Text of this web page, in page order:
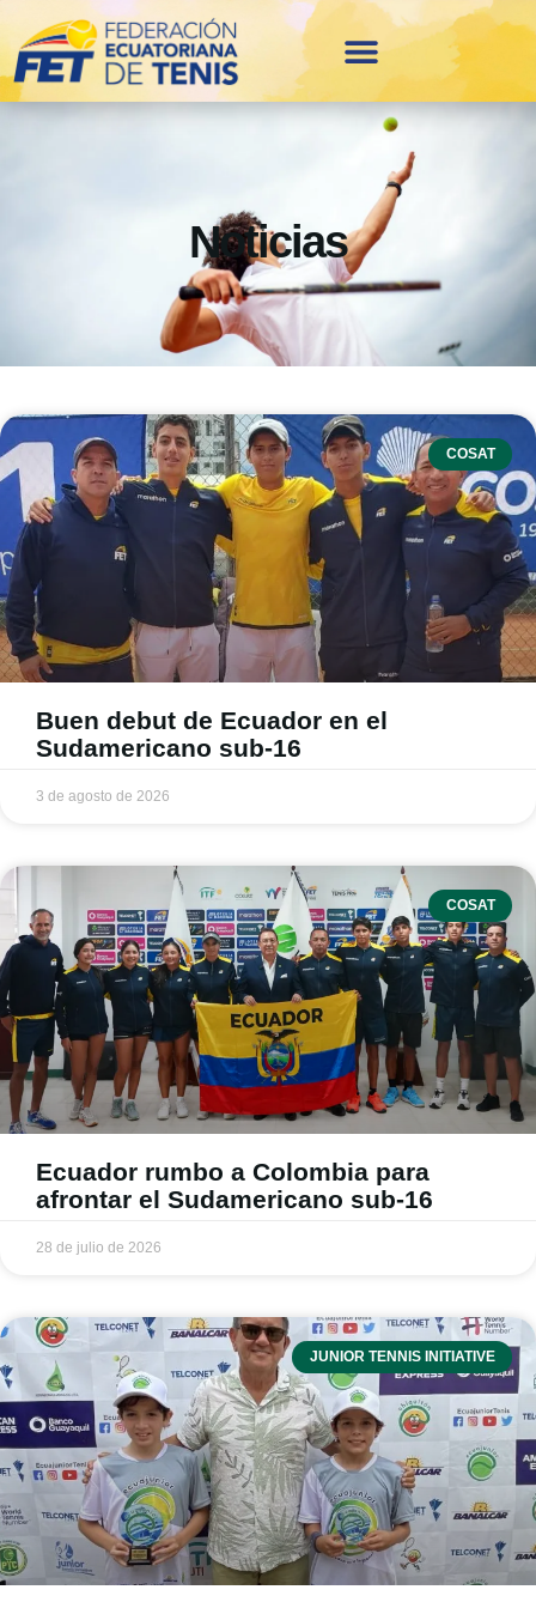
Noticias
COSAT
Buen debut de Ecuador en el
Sudamericano sub-16
3 de agosto de 2026
COSAT
Ecuador rumbo a Colombia para
afrontar el Sudamericano sub-16
28 de julio de 2026
JUNIOR TENNIS INITIATIVE